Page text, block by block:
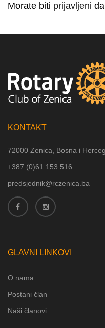
Morate biti prijavljeni
KONTAKT
72000 Zenica, Bosna i
+387 (0)61 153 516
predsjednik@rczenica.ba
GLAVNI LINKOVI
O nama
Postani član
Naši članovi